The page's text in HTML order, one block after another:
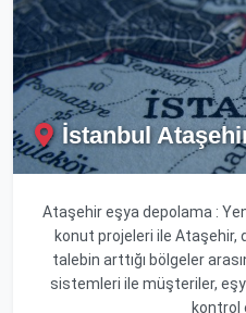
İstanbul
Ataşehir eşya depolama :
konut projeleri ile
talebin arttığı bölgeler
sistemleri ile müşteriler,
kontrol